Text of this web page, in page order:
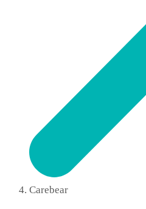
Carebear